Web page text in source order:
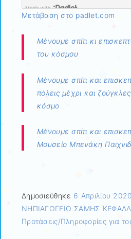
Μετάβαση στο padlet.com
Μένουμε σπίτι κι
του κόσμου
Μένουμε σπίτι και
πόλεις μέχρι και
κόσμο
Μένουμε σπίτι και
Μουσείο Μπενάκη
Δημοσιεύθηκε 6 Απριλίου 2020
ΝΗΠΙΑΓΩΓΕΙΟ ΣΑΜΗΣ
Προτάσεις/Πληροφορίες για